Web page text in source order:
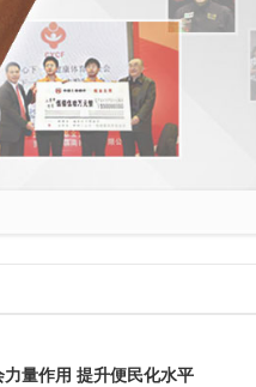
量作用 提升便民化水平